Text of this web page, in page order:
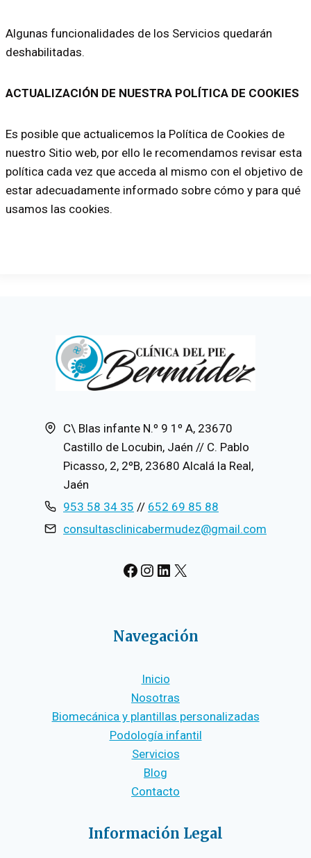
Algunas funcionalidades de los Servicios quedarán
deshabilitadas.
ACTUALIZACIÓN DE NUESTRA POLÍTICA DE COOKIES
Es posible que actualicemos la Política de Cookies de
nuestro Sitio web, por ello le recomendamos revisar esta
política cada vez que acceda al mismo con el objetivo de
estar adecuadamente informado sobre cómo y para qué
usamos las cookies.
C\ Blas infante N.º 9 1º A, 23670
Castillo de Locubin, Jaén // C. Pablo
Picasso, 2, 2ºB, 23680 Alcalá la Real,
Jaén
953 58 34 35 // 652 69 85 88
consultasclinicabermudez@gmail.com
# Instagram
LinkedIn
X
Navegación
Inicio
Nosotras
Biomecánica y plantillas personalizadas
Podología infantil
Servicios
Blog
Contacto
Información Legal